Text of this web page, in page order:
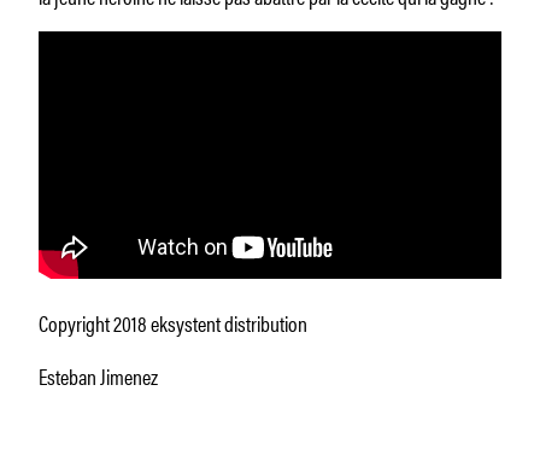
Copyright 2018 eksystent distribution
Esteban Jimenez